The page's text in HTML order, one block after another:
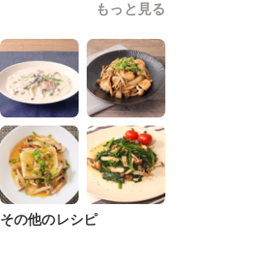
もっと見る
その他のレシピ